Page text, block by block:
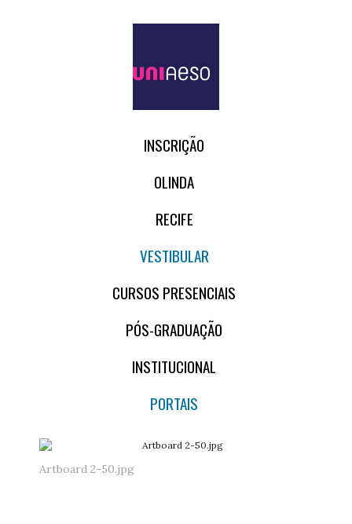
INSCRIÇÃO
OLINDA
RECIFE
VESTIBULAR
CURSOS PRESENCIAIS
PÓS-GRADUAÇÃO
INSTITUCIONAL
PORTAIS
Artboard 2-50.jpg